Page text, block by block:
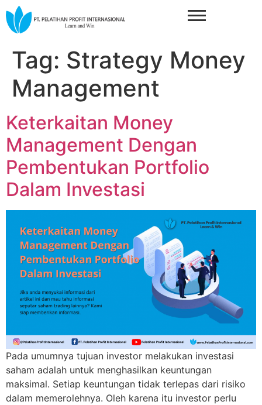
Tag: Strategy Money
Management
Keterkaitan Money
Management Dengan
Pembentukan Portfolio
Dalam Investasi
Pada umumnya tujuan investor melakukan investasi
saham adalah untuk menghasilkan keuntungan
maksimal. Setiap keuntungan tidak terlepas dari risiko
dalam memerolehnya. Oleh karena itu investor perlu